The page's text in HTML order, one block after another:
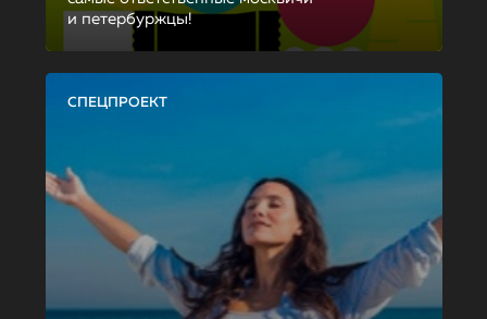
и петербуржцы!
СПЕЦПРОЕКТ